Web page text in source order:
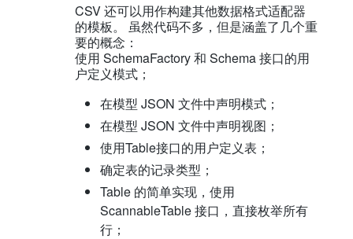
CSV 还可以用作构建其他数据格式适配器
的模板。 虽然代码不多，但是涵盖了几个重
要的概念：
使用 SchemaFactory 和 Schema 接口的用
户定义模式；
在模型 JSON 文件中声明模式；
在模型 JSON 文件中声明视图；
使用Table接口的用户定义表；
确定表的记录类型；
Table 的简单实现，使用
ScannableTable 接口，直接枚举所有
行；